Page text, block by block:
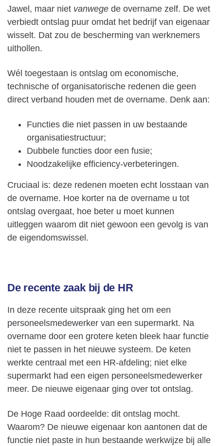
Jawel, maar niet vanwege de overname zelf. De wet
verbiedt ontslag puur omdat het bedrijf van eigenaar
wisselt. Dat zou de bescherming van werknemers
uithollen.
Wél toegestaan is ontslag om economische,
technische of organisatorische redenen die geen
direct verband houden met de overname. Denk aan:
Functies die niet passen in uw bestaande
organisatiestructuur;
Dubbele functies door een fusie;
Noodzakelijke efficiency-verbeteringen.
Cruciaal is: deze redenen moeten echt losstaan van
de overname. Hoe korter na de overname u tot
ontslag overgaat, hoe beter u moet kunnen
uitleggen waarom dit niet gewoon een gevolg is van
de eigendomswissel.
De recente zaak bij de HR
In deze recente uitspraak ging het om een
personeelsmedewerker van een supermarkt. Na
overname door een grotere keten bleek haar functie
niet te passen in het nieuwe systeem. De keten
werkte centraal met een HR-afdeling; niet elke
supermarkt had een eigen personeelsmedewerker
meer. De nieuwe eigenaar ging over tot ontslag.
De Hoge Raad oordeelde: dit ontslag mocht.
Waarom? De nieuwe eigenaar kon aantonen dat de
functie niet paste in hun bestaande werkwijze bij alle